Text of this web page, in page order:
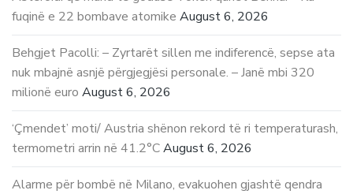
fuqinë e 22 bombave atomike August 6, 2026
Behgjet Pacolli: – Zyrtarët sillen me indiferencë, sepse ata
nuk mbajnë asnjë përgjegjësi personale. – Janë mbi 320
milionë euro August 6, 2026
‘Çmendet’ moti/ Austria shënon rekord të ri temperaturash,
termometri arrin në 41.2°CAugust 6, 2026
Alarme për bombë në Milano, evakuohen gjashtë qendra